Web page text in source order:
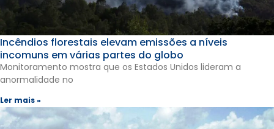
Incêndios florestais elevam emissões a níveis
incomuns em várias partes do globo
Monitoramento mostra que os Estados Unidos lideram a
anormalidade no
Ler mais »